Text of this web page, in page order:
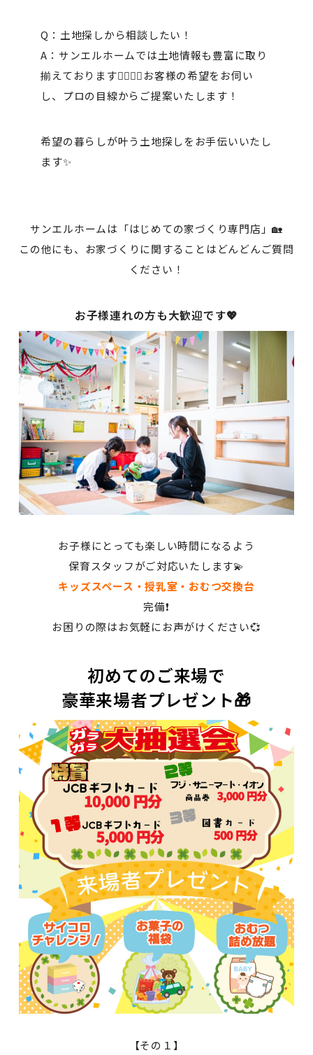
Q：土地探しから相談したい！
A：サンエルホームでは土地情報も豊富に取り
揃えております🙋‍♂️🙋‍♀️お客様の希望をお伺い
し、プロの目線からご提案いたします！
希望の暮らしが叶う土地探しをお手伝いいたし
ます✨
サンエルホームは「はじめての家づくり専門店」🏡
この他にも、お家づくりに関することはどんどんご質問
ください！
お子様連れの方も大歓迎です💖
お子様にとっても楽しい時間になるよう
保育スタッフがご対応いたします💫
キッズスペース・授乳室・おむつ交換台
完備❗
お困りの際はお気軽にお声がけください💞
初めてのご来場で
豪華来場者プレゼント🎁
【その１】